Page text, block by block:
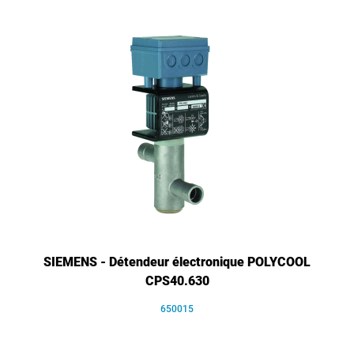
SIEMENS - Détendeur électronique POLYCOOL
CPS40.630
650015